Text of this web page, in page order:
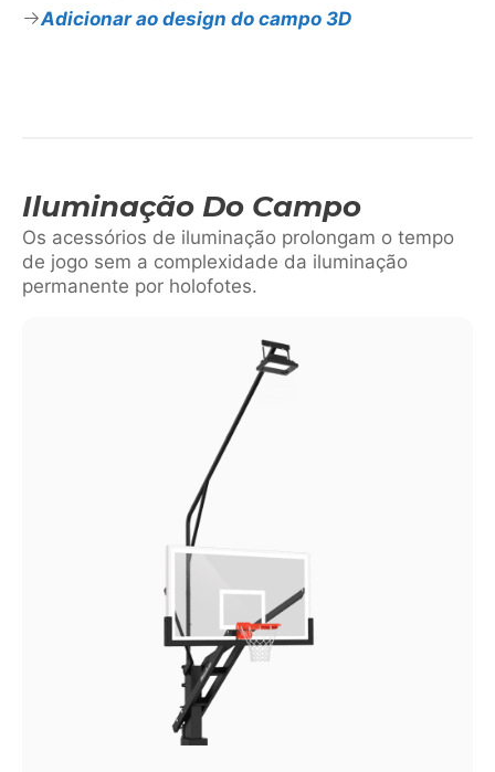
Adicionar ao design do campo 3D
Iluminação Do Campo
Os acessórios de iluminação prolongam o tempo
de jogo sem a complexidade da iluminação
permanente por holofotes.